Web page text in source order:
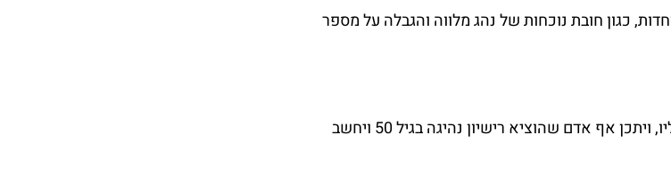
כגון חובת נוכחות של נהג מלווה והגבלה על מספר
וכי אם הלה לא יזהר יאלץ להיות נהג חדש שוב וכך המגבלות ימשיכו לחול עליו, ויתכן אף אדם שהוציא רישיון נהיגה בגיל 50 ויחשב